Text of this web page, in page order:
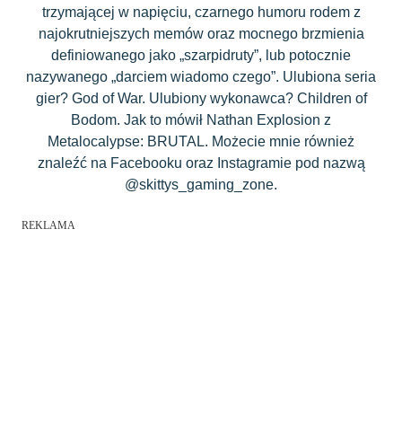
trzymającej w napięciu, czarnego humoru rodem z
najokrutniejszych memów oraz mocnego brzmienia
definiowanego jako „szarpidruty”, lub potocznie
nazywanego „darciem wiadomo czego”. Ulubiona seria
gier? God of War. Ulubiony wykonawca? Children of
Bodom. Jak to mówił Nathan Explosion z
Metalocalypse: BRUTAL. Możecie mnie również
znaleźć na Facebooku oraz Instagramie pod nazwą
@skittys_gaming_zone.
REKLAMA